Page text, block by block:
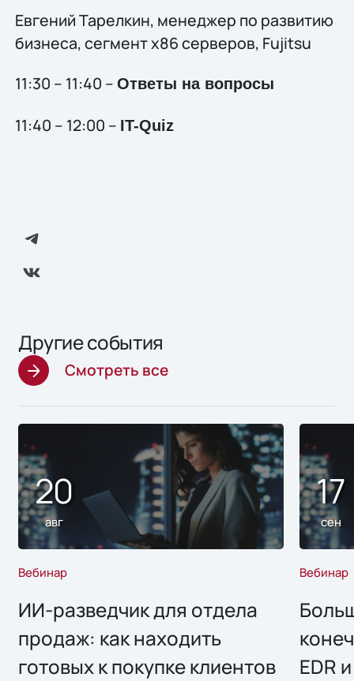
Евгений Тарелкин, менеджер по развитию
бизнеса, сегмент х86 серверов, Fujitsu
11:30 – 11:40 – Ответы на вопросы
11:40 – 12:00 – IT-Quiz
Другие события
Смотреть все
20
авг
Вебинар
ИИ-разведчик для отдела
продаж: как находить
готовых к покупке клиентов
17
сен
Вебинар
EDR